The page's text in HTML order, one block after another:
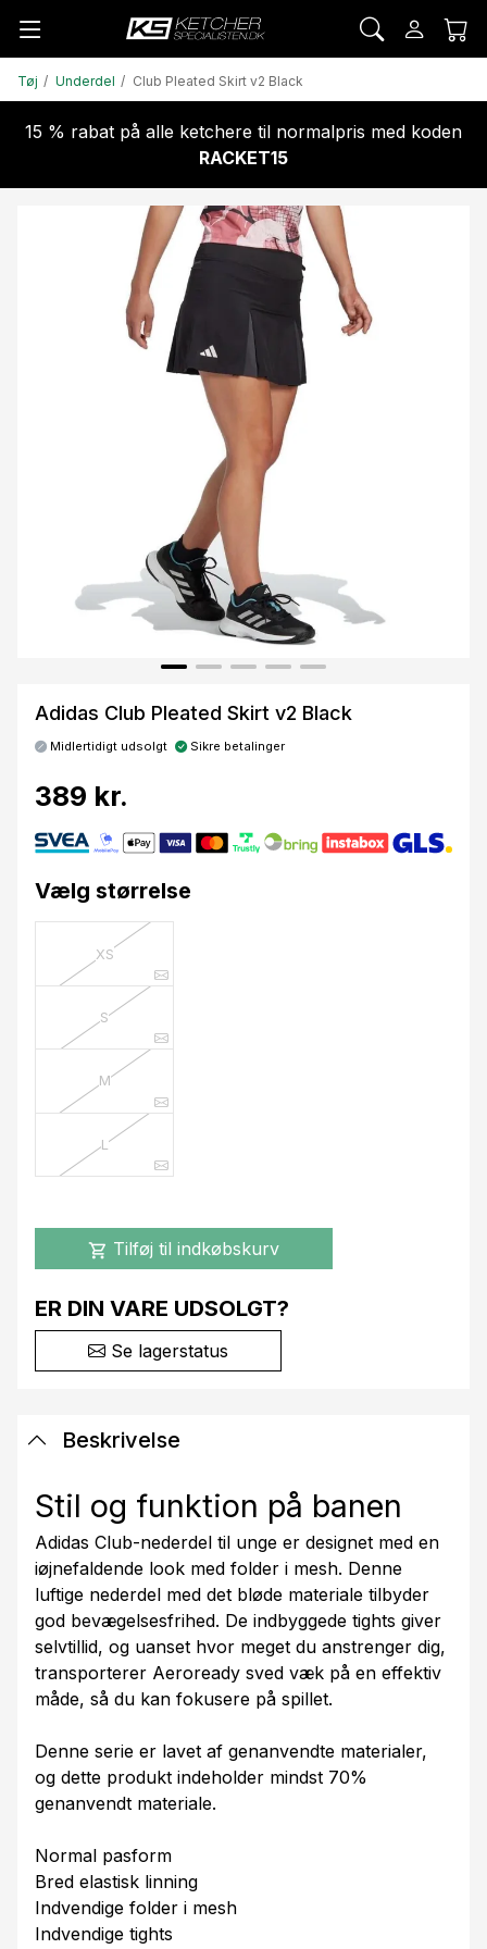
Tøj Underdel Club Pleated Skirt v2 Black
15 % rabat på alle ketchere til normalpris med koden
RACKET15
Adidas Club Pleated Skirt v2 Black
Midlertidigt udsolgt Sikre betalinger
389 kr.
Vælg størrelse
XS
S
M
L
shopping_cart Tilføj til indkøbskurv
ER DIN VARE UDSOLGT?
Se lagerstatus
Beskrivelse
Stil og funktion på banen
Adidas Club-nederdel til unge er designet med en
iøjnefaldende look med folder i mesh. Denne
luftige nederdel med det bløde materiale tilbyder
god bevægelsesfrihed. De indbyggede tights giver
selvtillid, og uanset hvor meget du anstrenger dig,
transporterer Aeroready sved væk på en effektiv
måde, så du kan fokusere på spillet.
Denne serie er lavet af genanvendte materialer,
og dette produkt indeholder mindst 70%
genanvendt materiale.
Normal pasform
Bred elastisk linning
Indvendige folder i mesh
Indvendige tights